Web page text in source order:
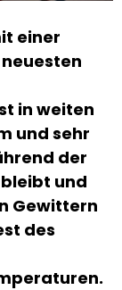
einer
in weiten
und sehr
der
und
Gewittern
des